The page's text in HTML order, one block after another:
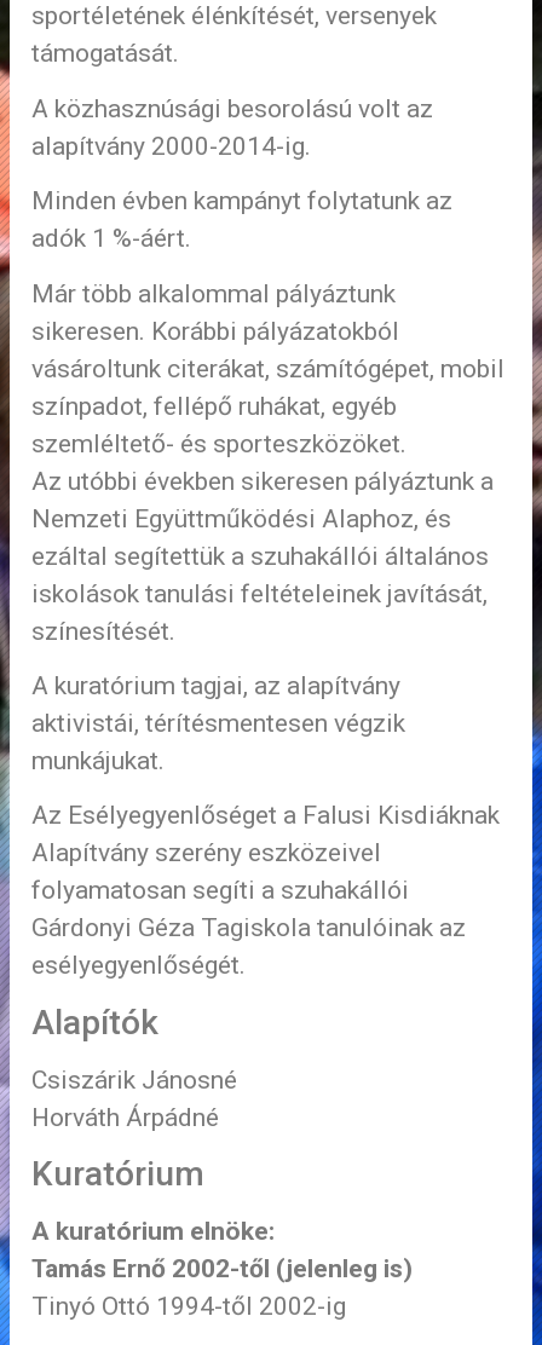
sportéletének élénkítését, versenyek
támogatását.
A közhasznúsági besorolású volt az
alapítvány 2000-2014-ig.
Minden évben kampányt folytatunk az
adók 1 %-áért.
Már több alkalommal pályáztunk
sikeresen. Korábbi pályázatokból
vásároltunk citerákat, számítógépet, mobil
színpadot, fellépő ruhákat, egyéb
szemléltető- és sporteszközöket.
Az utóbbi években sikeresen pályáztunk a
Nemzeti Együttműködési Alaphoz, és
ezáltal segítettük a szuhakállói általános
iskolások tanulási feltételeinek javítását,
színesítését.
A kuratórium tagjai, az alapítvány
aktivistái, térítésmentesen végzik
munkájukat.
Az Esélyegyenlőséget a Falusi Kisdiáknak
Alapítvány szerény eszközeivel
folyamatosan segíti a szuhakállói
Gárdonyi Géza Tagiskola tanulóinak az
esélyegyenlőségét.
Alapítók
Csiszárik Jánosné
Horváth Árpádné
Kuratórium
A kuratórium elnöke:
Tamás Ernő 2002-től (jelenleg is)
Tinyó Ottó 1994-től 2002-ig